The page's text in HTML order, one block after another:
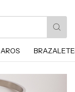
AROS